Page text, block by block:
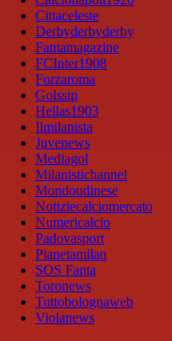
Cittaceleste
Derbyderbyderby
Fantamagazine
FCInter1908
Forzaroma
Golssip
Hellas1903
Ilmilanista
Juvenews
Mediagol
Milanistichannel
Mondoudinese
Notiziecalciomercato
Numericalcio
Padovasport
Pianetamilan
SOS Fanta
Toronews
Tuttobolognaweb
Violanews